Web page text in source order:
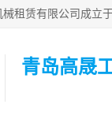
青岛高晟